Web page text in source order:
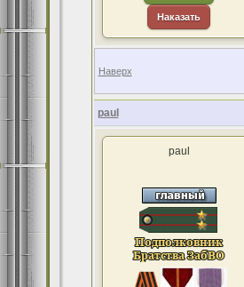
Наказать
Наверх
paul
paul